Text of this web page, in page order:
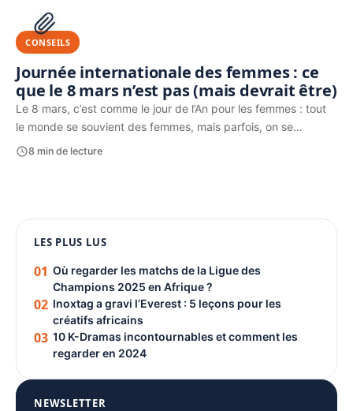
PUBLICITÉ
CONSEILS
Journée internationale des femmes : ce
que le 8 mars n’est pas (mais devrait être)
Le 8 mars, c’est comme le jour de l’An pour les femmes : tout
le monde se souvient des femmes, mais parfois, on se…
8 min de lecture
PUBLICITÉ
LES PLUS LUS
01 Où regarder les matchs de la Ligue des
Champions 2025 en Afrique ?
02 Inoxtag a gravi l’Everest : 5 leçons pour les
créatifs africains
03 10 K-Dramas incontournables et comment les
regarder en 2024
NEWSLETTER